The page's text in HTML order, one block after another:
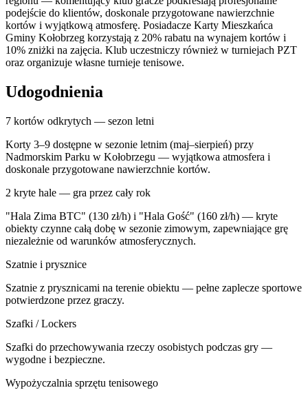
podejście do klientów, doskonale przygotowane nawierzchnie
kortów i wyjątkową atmosferę. Posiadacze Karty Mieszkańca
Gminy Kołobrzeg korzystają z 20% rabatu na wynajem kortów i
10% zniżki na zajęcia. Klub uczestniczy również w turniejach PZT
oraz organizuje własne turnieje tenisowe.
Udogodnienia
7 kortów odkrytych — sezon letni
Korty 3–9 dostępne w sezonie letnim (maj–sierpień) przy
Nadmorskim Parku w Kołobrzegu — wyjątkowa atmosfera i
doskonale przygotowane nawierzchnie kortów.
2 kryte hale — gra przez cały rok
"Hala Zima BTC" (130 zł/h) i "Hala Gość" (160 zł/h) — kryte
obiekty czynne całą dobę w sezonie zimowym, zapewniające grę
niezależnie od warunków atmosferycznych.
Szatnie i prysznice
Szatnie z prysznicami na terenie obiektu — pełne zaplecze sportowe
potwierdzone przez graczy.
Szafki / Lockers
Szafki do przechowywania rzeczy osobistych podczas gry —
wygodne i bezpieczne.
Wypożyczalnia sprzętu tenisowego